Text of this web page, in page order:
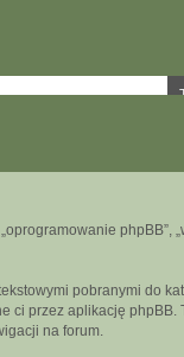
phpBB”,
pobranymi do
ci przez aplikację
na forum.